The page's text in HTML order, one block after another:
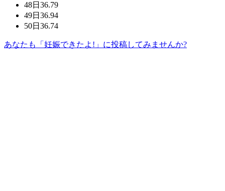
48日 36.79
49日 36.94
50日 36.74
あなたも「妊娠できたよ!」に投稿してみませんか?